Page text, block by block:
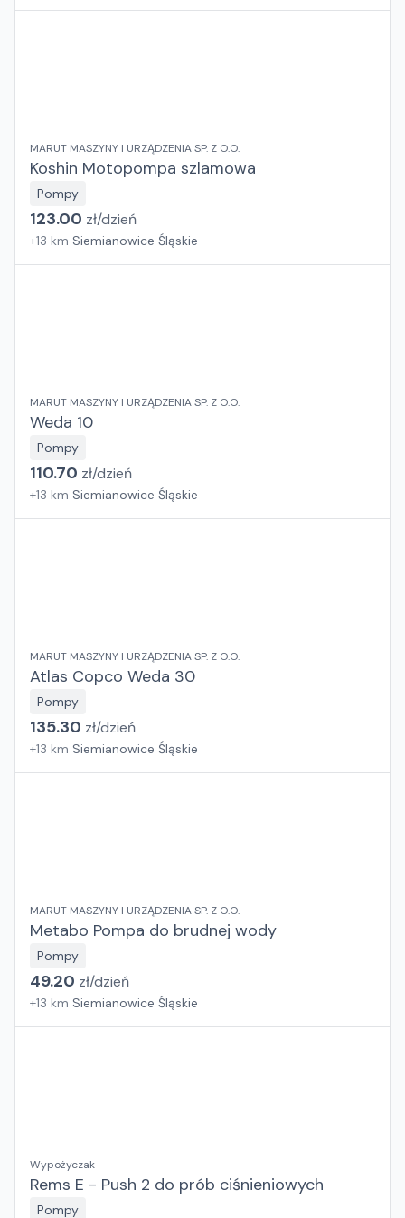
MARUT MASZYNY I URZĄDZENIA SP. Z O.O.
Koshin Motopompa szlamowa
Pompy
123.00 zł/dzień
+13 km Siemianowice Śląskie
MARUT MASZYNY I URZĄDZENIA SP. Z O.O.
Weda 10
Pompy
110.70 zł/dzień
+13 km Siemianowice Śląskie
MARUT MASZYNY I URZĄDZENIA SP. Z O.O.
Atlas Copco Weda 30
Pompy
135.30 zł/dzień
+13 km Siemianowice Śląskie
MARUT MASZYNY I URZĄDZENIA SP. Z O.O.
Metabo Pompa do brudnej wody
Pompy
49.20 zł/dzień
+13 km Siemianowice Śląskie
Wypożyczak
Rems E - Push 2 do prób ciśnieniowych
Pompy